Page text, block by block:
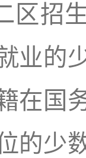
区招
业的
在国
的少